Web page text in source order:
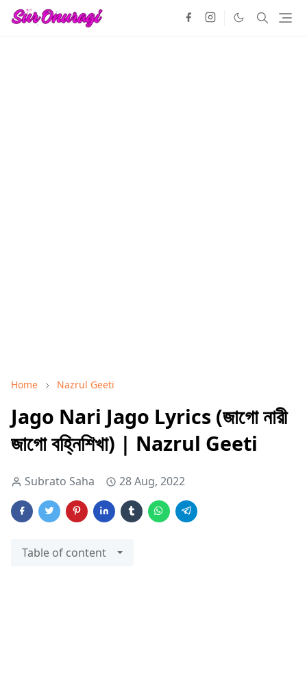
Home Nazrul Geeti
Jago Nari Jago Lyrics (জাগো নারী
জাগো বহ্নিশিখা) | Nazrul Geeti
Subrato Saha 28 Aug, 2022
Table of content